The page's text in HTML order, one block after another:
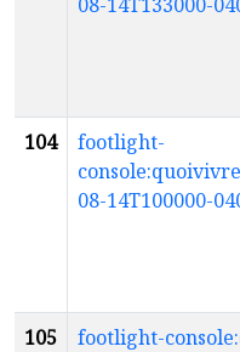
104
footlight-
08-14T100000-
105
footlight-